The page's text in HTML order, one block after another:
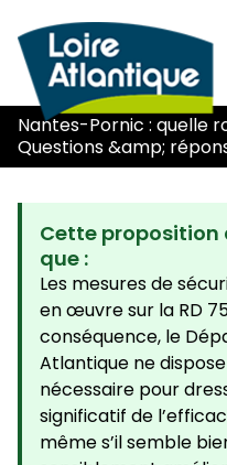
Nantes-Pornic : quelle
Questions &amp;
Cette proposition
que :
Les mesures de
en œuvre sur la RD
conséquence, le
Atlantique ne
nécessaire pour
significatif de
même s’il semble